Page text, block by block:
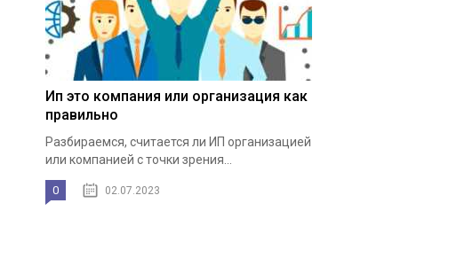
Ип это компания или организация как
правильно
Разбираемся, считается ли ИП организацией
или компанией с точки зрения...
0 02.07.2023